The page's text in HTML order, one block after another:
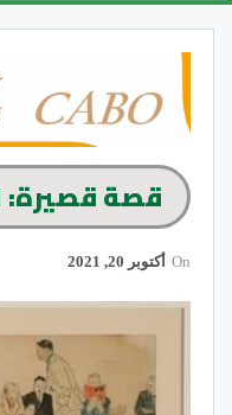
قصة قصيرة:
On أكتوبر 20, 2021